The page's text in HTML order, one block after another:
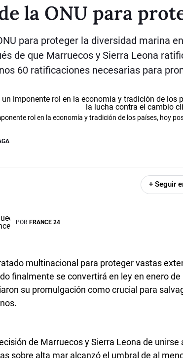
la ONU para
para proteger la diversidad marina
de que Marruecos y Sierra Leona
60 ratificaciones necesarias para
rol en la economía y tradición de los países, hoy
+ Seguir
POR FRANCE 24
multinacional para proteger vastas
finalmente se convertirá en ley en enero
su promulgación como crucial para
de Marruecos y Sierra Leona de
sobre alta mar alcanzó el umbral de al